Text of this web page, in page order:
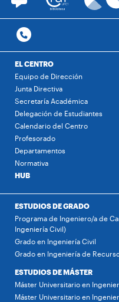
EL CENTRO
Equipo de Dirección
Junta Directiva
Secretaría Académica
Delegación de Estudiantes
Calendario del Centro
Profesorado
Departamentos
Normativa
HUB
ESTUDIOS DE GRADO
Programa de Ingeniero/a de
Ingeniería Civil)
Grado en Ingeniería Civil
Grado en Ingeniería de
ESTUDIOS DE MÁSTER
Máster Universitario en
Máster Universitario en